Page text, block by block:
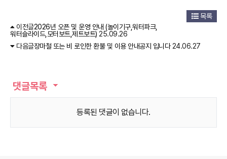
목록
이전글2026년 오픈 및 운영 안내 (놀이기구,워터파크,
워터슬라이드,모터보트,제트보트) 25.09.26
다음글장마철 또는 비 로인한 환불 및 이용 안내공지 입니다 24.06.27
댓글목록
등록된 댓글이 없습니다.